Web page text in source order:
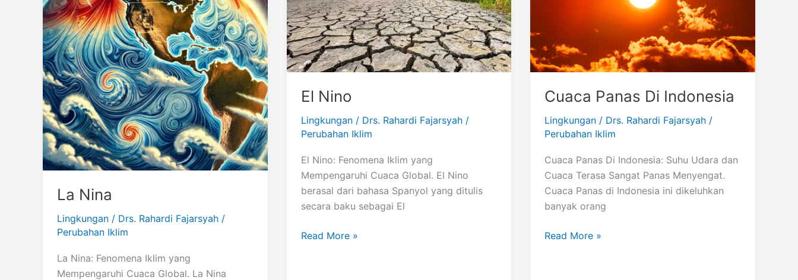
La Nina
Lingkungan / Drs. Rahardi Fajarsyah /
Perubahan Iklim
La Nina: Fenomena Iklim yang
Mempengaruhi Cuaca Global. La Nina
El Nino
Lingkungan/ Drs. Rahardi Fajarsyah /
Perubahan Iklim
El Nino: Fenomena Iklim yang
Mempengaruhi Cuaca Global. El Nino
berasal dari bahasa Spanyol yang ditulis
secara baku sebagai El
El
Read More »
Cuaca Panas Di Indonesia
Lingkungan / Drs. Rahardi Fajarsyah /
Perubahan Iklim
Cuaca Panas Di Indonesia: Suhu Udara dan
Cuaca Terasa Sangat Panas Menyengat.
Cuaca Panas di Indonesia ini dikeluhkan
banyak orang
Cuaca
Read More »